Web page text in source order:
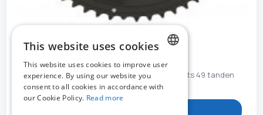
Tandwiel Stronglight Dura Ace FC-9000 4 gaats 49 tanden
DUTCH
FRENCH
This website uses cookies
This website uses cookies to improve user
experience. By using our website you
consent to all cookies in accordance with
our Cookie Policy. Read more